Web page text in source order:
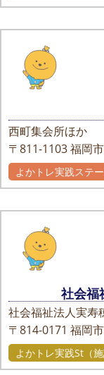
西町集会所ほか
〒811-1103福岡
よかトレ実践ステ
社会福
社会福祉法人実寿
〒814-0171 福岡
よかトレ実践St（施